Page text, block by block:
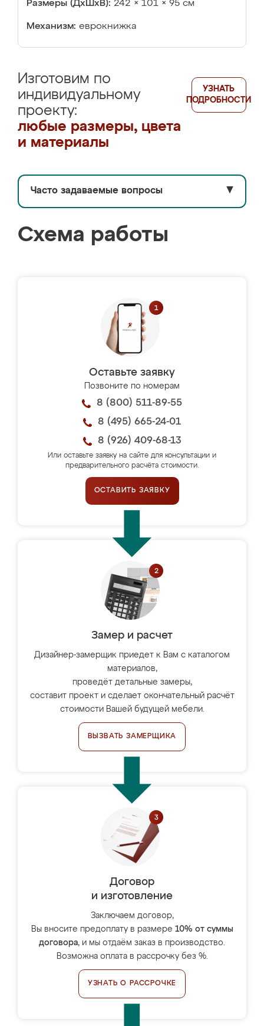
Размеры (ДхШхВ): 242 × 101 × 95 см
Механизм: еврокнижка
Изготовим по
индивидуальному
проекту:
любые размеры, цвета
и материалы
УЗНАТЬ
ПОДРОБНОСТИ
Часто задаваемые вопросы ▼
Схема работы
Оставьте заявку
Позвоните по номерам
8 (800) 511-89-55
8 (495) 665-24-01
8 (926) 409-68-13
Или оставьте заявку на сайте для консультации и
предварительного расчёта стоимости.
ОСТАВИТЬ ЗАЯВКУ
Замер и расчет
Дизайнер-замерщик приедет к Вам с каталогом
материалов,
проведёт детальные замеры,
составит проект и сделает окончательный расчёт
стоимости Вашей будущей мебели.
ВЫЗВАТЬ ЗАМЕРЩИКА
Договор
и изготовление
Заключаем договор,
Вы вносите предоплату в размере 10% от суммы
договора, и мы отдаём заказ в производство.
Возможна оплата в рассрочку без %.
УЗНАТЬ О РАССРОЧКЕ